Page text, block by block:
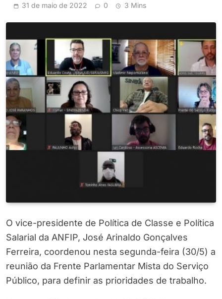
31 de maio de 2022 0 3 Mins
O vice-presidente de Política de Classe e Política
Salarial da ANFIP, José Arinaldo Gonçalves
Ferreira, coordenou nesta segunda-feira (30/5) a
reunião da Frente Parlamentar Mista do Serviço
Público, para definir as prioridades de trabalho.